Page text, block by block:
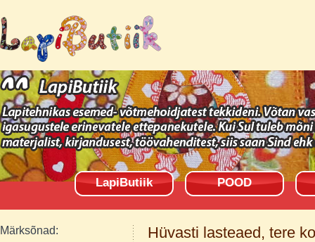
LapiButiik POOD
Märksõnad: Hüvasti lasteaed, tere